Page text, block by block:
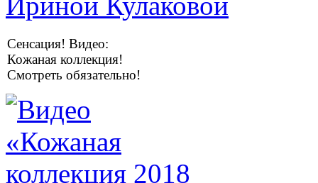
Сенсация! Видео:
Кожаная коллекция!
Смотреть обязательно!